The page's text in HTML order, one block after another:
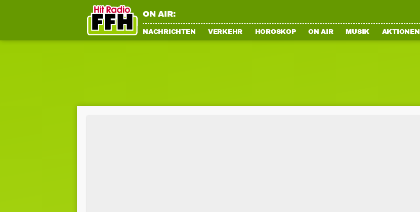
ON AIR:
NACHRICHTEN VERKEHR HOROSKOP ON AIR MUSIK AKTIONEN